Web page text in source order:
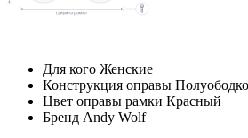
Для кого Женские
Конструкция оправы
Цвет оправы рамки Красный
Бренд Andy Wolf